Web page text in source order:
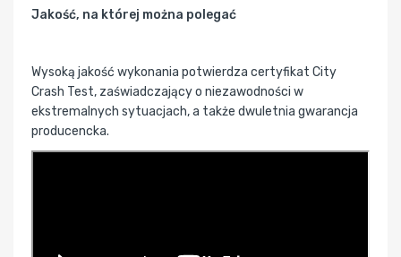
Jakość, na której można polegać
Wysoką jakość wykonania potwierdza certyfikat City
Crash Test, zaświadczający o niezawodności w
ekstremalnych sytuacjach, a także dwuletnia gwarancja
producencka.